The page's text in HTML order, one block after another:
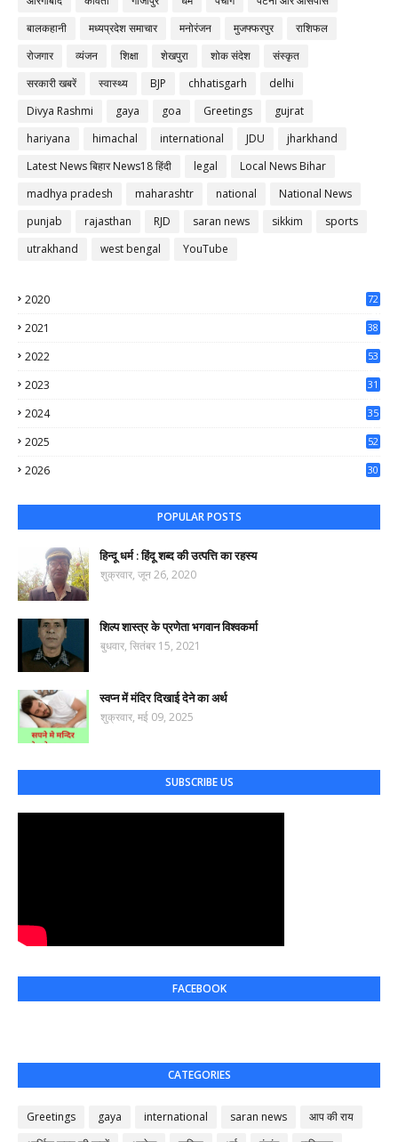
बालकहानी
मध्यप्रदेश समाचार मनोरंजन मुजफ्फरपुर
राशिफल
रोजगार
व्यंजन शिक्षा शेखपुरा शोक संदेश
संस्कृत
सरकारी खबरें
स्वास्थ्य BJP chhatisgarh
delhi
Divya Rashmi
gaya goa Greetings
gujrat
hariyana
himachal international JDU
jharkhand
Latest News बिहार News18 हिंदी
legal
Local News Bihar
madhya pradesh
maharashtr national
National News
punjab
rajasthan RJD saran news sikkim
sports
utrakhand
west bengal YouTube
2020
72
2021
38
2022
53
2023
31
2024
35
2025
52
2026
30
POPULAR POSTS
हिन्दू धर्म : हिंदू शब्द की उत्पत्ति का रहस्य
शुक्रवार, जून 26, 2020
शिल्प शास्त्र के प्रणेता भगवान विश्वकर्मा
बुधवार, सितंबर 15, 2021
स्वप्न में मंदिर दिखाई देने का अर्थ
शुक्रवार, मई 09, 2025
SUBSCRIBE US
FACEBOOK
CATEGORIES
Greetings gaya international saran news
आप की राय